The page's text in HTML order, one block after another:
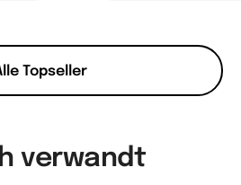
Topseller
verwandt